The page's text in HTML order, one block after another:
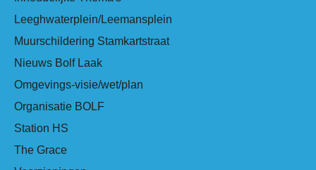
Leeghwaterplein/Leemansplein
Muurschildering Stamkartstraat
Nieuws Bolf Laak
Omgevings-visie/wet/plan
Organisatie BOLF
Station HS
The Grace